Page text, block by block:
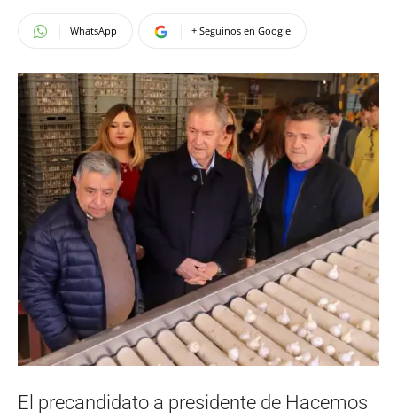
WhatsApp + Seguinos en Google
El precandidato a presidente de Hacemos